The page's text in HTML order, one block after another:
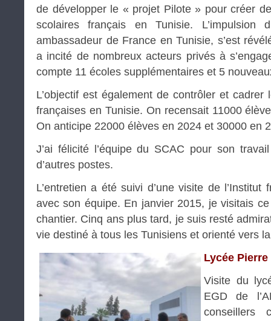
de développer le « projet Pilote » pour créer
scolaires français en Tunisie. L’impulsion
ambassadeur de France en Tunisie, s’est
a incité de nombreux acteurs privés à
compte 11 écoles supplémentaires et 5
L’objectif est également de contrôler et cadrer
françaises en Tunisie. On recensait 11000
On anticipe 22000 élèves en 2024 et 30000 en
J’ai félicité l’équipe du SCAC pour son
d’autres postes.
L’entretien a été suivi d’une visite de l’Institut
avec son équipe. En janvier 2015, je visitais ce
chantier. Cinq ans plus tard, je suis resté
vie destiné à tous les Tunisiens et orienté vers
Lycée
Visite du
EGD de
conseillers